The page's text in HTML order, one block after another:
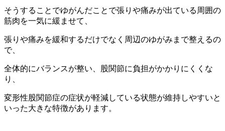
そうすることでゆがんだことで張りや痛みが出ている周囲の
筋肉を一気に緩ませて、
張りや痛みを緩和するだけでなく周辺のゆがみまで整えるの
で、
全体的にバランスが整い、股関節に負担がかかりにくくな
り、
変形性股関節症の症状が軽減している状態が維持しやすいと
いった大きな特徴があります。